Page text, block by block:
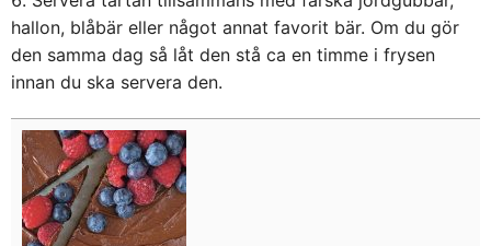
hallon, blåbär eller något annat favorit bär. Om du gör
den samma dag så låt den stå ca en timme i frysen
innan du ska servera den.